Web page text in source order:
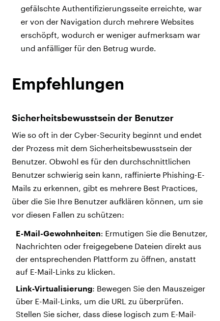
gefälschte Authentifizierungsseite erreichte, war
er von der Navigation durch mehrere Websites
erschöpft, wodurch er weniger aufmerksam war
und anfälliger für den Betrug wurde.
Empfehlungen
Sicherheitsbewusstseinder Benutzer
Wie so oft in der Cyber-Security beginnt und endet
der Prozess mit dem Sicherheitsbewusstsein der
Benutzer. Obwohl es für den durchschnittlichen
Benutzer schwierig sein kann, raffinierte Phishing-E-
Mails zu erkennen, gibt es mehrere Best Practices,
über die Sie Ihre Benutzer aufklären können, um sie
vor diesen Fallen zu schützen:
E-Mail-Gewohnheiten: Ermutigen Sie die Benutzer,
Nachrichten oder freigegebene Dateien direkt aus
der entsprechenden Plattform zu öffnen, anstatt
auf E-Mail-Links zu klicken.
Link-Virtualisierung: Bewegen Sie den Mauszeiger
über E-Mail-Links, um die URL zu überprüfen.
Stellen Sie sicher, dass diese logisch zum E-Mail-